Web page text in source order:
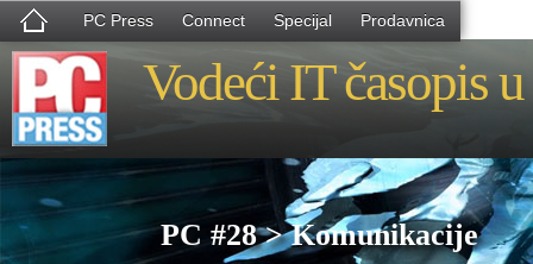
PC Press Connect Specijal Prodavnica
Vodeći IT časopis
PC #28 > Komunikacije